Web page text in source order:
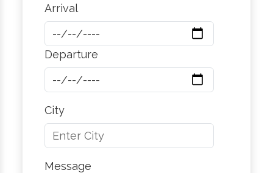
Arrival
Departure
City
Message